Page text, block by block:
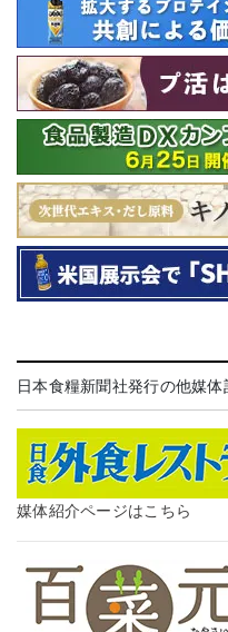
日本食糧新聞社発行の他媒体
媒体紹介ページはこちら